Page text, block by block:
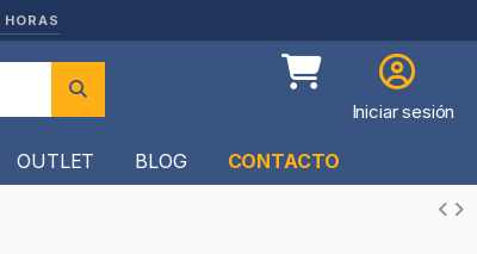
Iniciar sesión
OUTLET BLOG CONTACTO